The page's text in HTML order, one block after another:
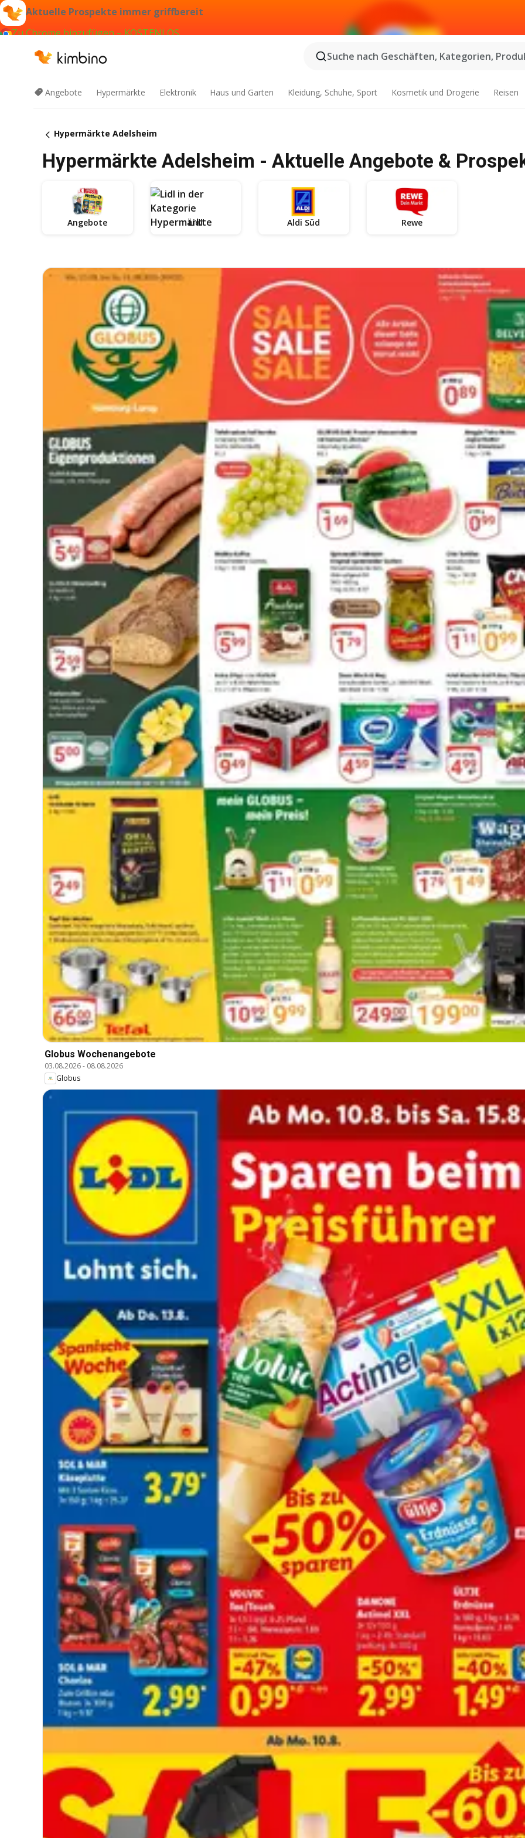
Aktuelle Prospekte immer griffbereit
Zu Chrome hinzufügen – KOSTENLOS
Suche nach Geschäften, Kategorien,
Angebote Hypermärkte Elektronik Haus und Garten Kleidung, Schuhe, Sport Kosmetik und Drogerie Reisen
Hypermärkte Adelsheim
Hypermärkte Adelsheim - Aktuelle Angebote &
Angebote Lidl Aldi Süd Rewe
Globus Wochenangebote
03.08.2026- 08.08.2026
Globus